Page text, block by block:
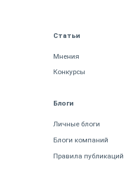
Статьи
Мнения
Конкурсы
Блоги
Личные блоги
Блоги компаний
Правила публикаций